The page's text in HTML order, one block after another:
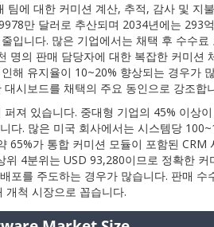
에 대한 커미션 계산, 추적, 감사 및 지
만 달러로 추산되며 2034년에는 293
입니다. 많은 기업에서는 채택 후 수수
명의 판매 담당자에 대한 복잡한 커미션
해 유지율이 10~20% 향상되는 경우가
시보드를 채택의 주요 동인으로 강조합
져 있습니다. 중대형 기업의 45% 이상
다. 많은 미국 회사에서는 시스템당
65%가 통합 커미션 모듈이 포함된
4분위는 USD 93,280이므로 정확한
포를 주도하는 경우가 많습니다. 판매
개척 시장으로 꼽습니다.